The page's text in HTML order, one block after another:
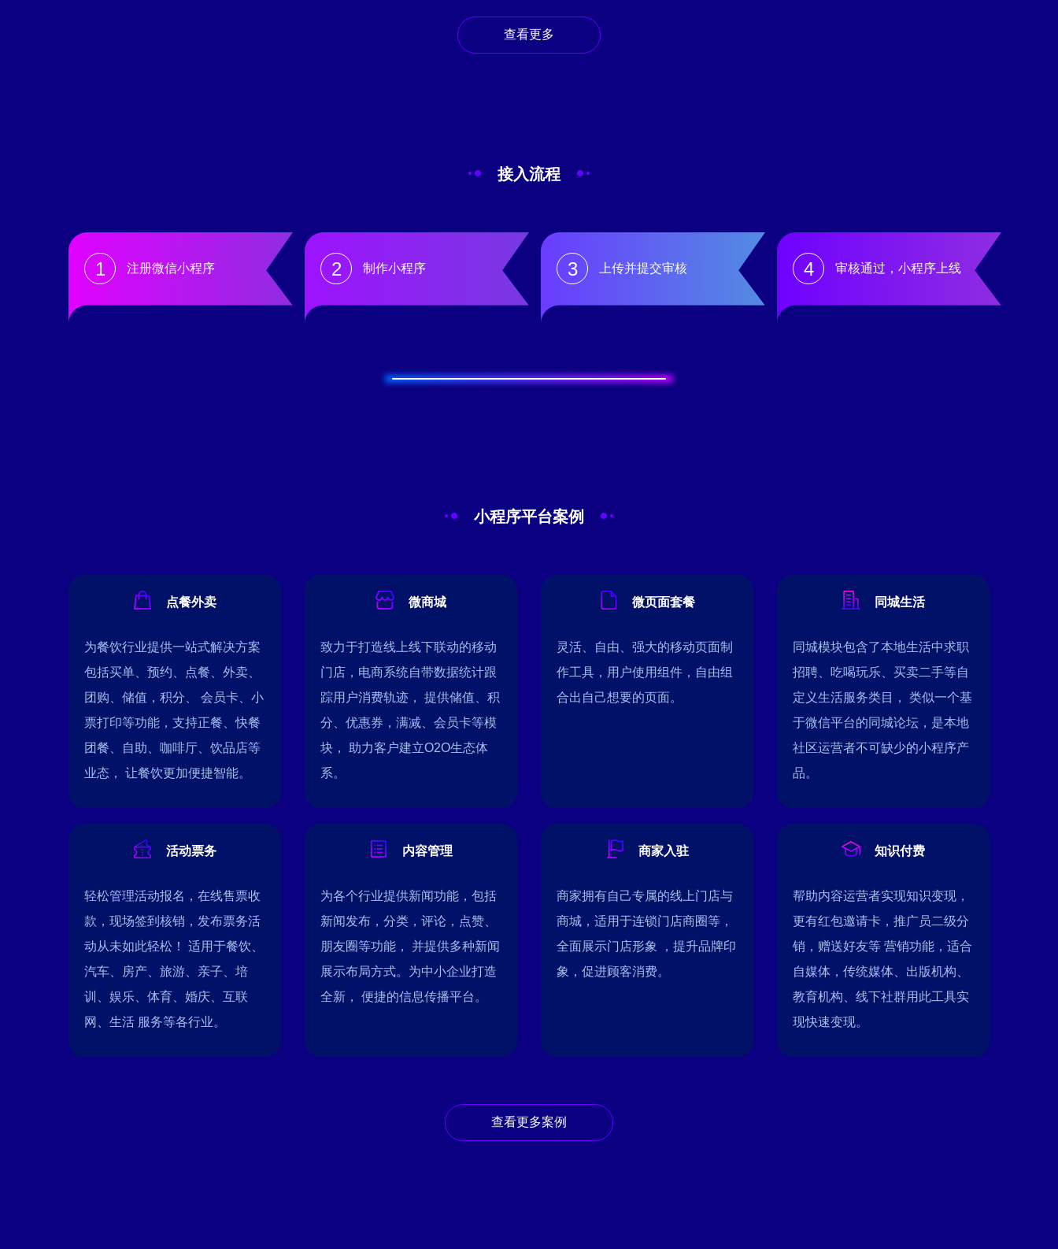
查看更多
接入流程
1 注册微信小程序 2 制作小程序 3 上传并提交审核 4 审核通过，小程序上线
小程序平台案例
点餐外卖
为餐饮行业提供一站式解决方案
包括买单、预约、点餐、外卖、
团购、储值，积分、 会员卡、小
票打印等功能，支持正餐、快餐
团餐、自助、咖啡厅、饮品店等
业态， 让餐饮更加便捷智能。
微商城
致力于打造线上线下联动的移动
门店，电商系统自带数据统计跟
踪用户消费轨迹， 提供储值、积
分、优惠券，满减、会员卡等模
块， 助力客户建立O2O生态体
系。
微页面套餐
灵活、自由、强大的移动页面制
作工具，用户使用组件，自由组
合出自己想要的页面。
同城生活
同城模块包含了本地生活中求职
招聘、吃喝玩乐、买卖二手等自
定义生活服务类目， 类似一个基
于微信平台的同城论坛，是本地
社区运营者不可缺少的小程序产
品。
活动票务
轻松管理活动报名，在线售票收
款，现场签到核销，发布票务活
动从未如此轻松！ 适用于餐饮、
汽车、房产、旅游、亲子、培
训、娱乐、体育、婚庆、互联
网、生活 服务等各行业。
内容管理
为各个行业提供新闻功能，包括
新闻发布，分类，评论，点赞、
朋友圈等功能， 并提供多种新闻
展示布局方式。为中小企业打造
全新， 便捷的信息传播平台。
商家入驻
商家拥有自己专属的线上门店与
商城，适用于连锁门店商圈等，
全面展示门店形象 ，提升品牌印
象，促进顾客消费。
知识付费
帮助内容运营者实现知识变现，
更有红包邀请卡，推广员二级分
销，赠送好友等 营销功能，适合
自媒体，传统媒体、出版机构、
教育机构、线下社群用此工具实
现快速变现。
查看更多案例